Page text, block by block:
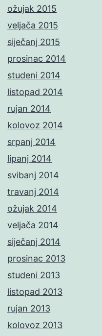
ožujak 2015
veljača 2015
siječanj 2015
prosinac 2014
studeni 2014
listopad 2014
rujan 2014
kolovoz 2014
srpanj 2014
lipanj 2014
svibanj 2014
travanj 2014
ožujak 2014
veljača 2014
siječanj 2014
prosinac 2013
studeni 2013
listopad 2013
rujan 2013
kolovoz 2013